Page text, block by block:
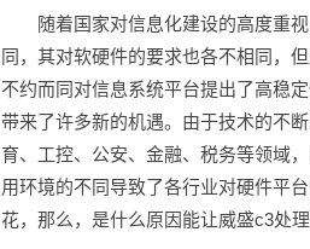
随着国家对信息化建设的高度重
同，其对软硬件的要求也各不相同，
不约而同对信息系统平台提出了高稳
带来了许多新的机遇。由于技术的不
育、工控、公安、金融、税务等领域
用环境的不同导致了各行业对硬件平
花，那么，是什么原因能让威盛c3处理